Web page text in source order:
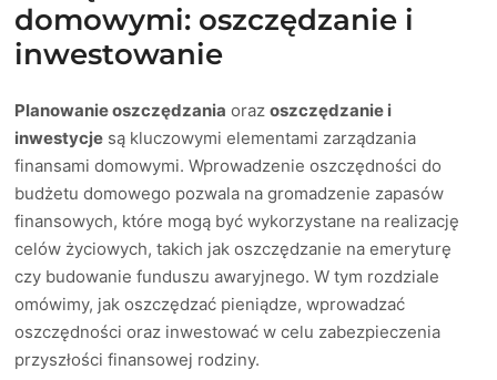
domowymi: oszczędzanie i
inwestowanie
Planowanie oszczędzania orazoszczędzanie i
inwestycje są kluczowymi elementami zarządzania
finansami domowymi. Wprowadzenie oszczędności do
budżetu domowego pozwala na gromadzenie zapasów
finansowych, które mogą być wykorzystane na realizację
celów życiowych, takich jak oszczędzanie na emeryturę
czy budowanie funduszu awaryjnego. W tym rozdziale
omówimy, jak oszczędzać pieniądze, wprowadzać
oszczędności oraz inwestować w celu zabezpieczenia
przyszłości finansowej rodziny.